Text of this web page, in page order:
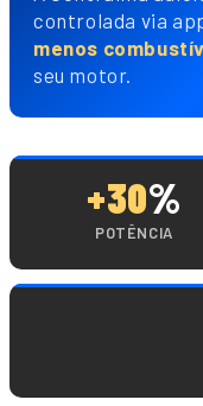
controlada via
menos
seu motor.
+30%
POTÊNCIA